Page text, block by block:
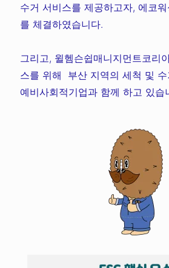
수거 서비스를 제공하고자, 에코
를 체결하였습니다.
그리고, 윌헴슨쉽매니지먼트코리
스를 위해 부산 지역의 세척 및
예비사회적기업과 함께 하고 있습